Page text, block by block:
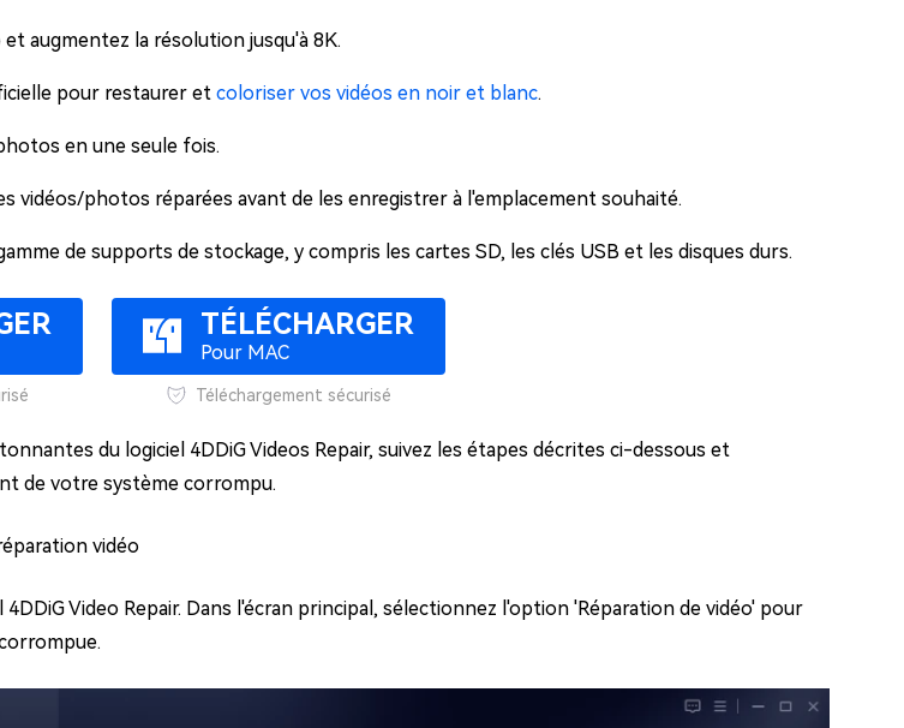
augmentez la résolution jusqu'à 8K.
pour restaurer et coloriser vos vidéos en noir et blanc.
en une seule fois.
vidéos/photos réparées avant de les enregistrer à l'emplacement souhaité.
de supports de stockage, y compris les cartes SD, les clés USB et les disques durs.
TÉLÉCHARGER
Pour MAC
Téléchargement sécurisé
du logiciel 4DDiG Videos Repair, suivez les étapes décrites ci-dessous et
de votre système corrompu.
vidéo
4DDiG Video Repair. Dans l'écran principal, sélectionnez l'option 'Réparation de vidéo' pour